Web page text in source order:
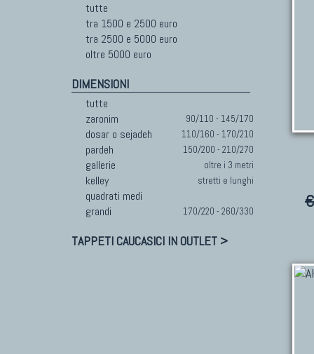
tutte
tra 1500 e 2500 euro
tra 2500 e 5000 euro
oltre 5000 euro
DIMENSIONI
tutte
zaronim
90/110 - 145/170
dosar o sejadeh 110/160 - 170/210
pardeh 150/200 - 210/270
gallerie oltre i 3 metri
kelley stretti e lunghi
quadrati medi
grandi
170/220 - 260/330
TAPPETI CAUCASICI IN OUTLET >